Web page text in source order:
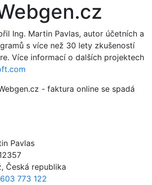
Ing. Martin Pavlas, autor účetních a
s více než 30 lety zkušeností
Více informací o dalších projektech
- faktura online se spadá
Pavlas
Česká republika
603 773 122